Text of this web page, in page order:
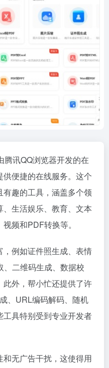
腾讯QQ浏览器开发的在
便捷的在线服务。这个
趣的工具，涵盖多个领
生活娱乐、教育、文本
频和PDF转换等。
例如证件照生成、表情
二维码生成、数据校
外，帮小忙还提供了许
、URL编码解码、随机
具特别受到专业开发者
无广告干扰，这使得用